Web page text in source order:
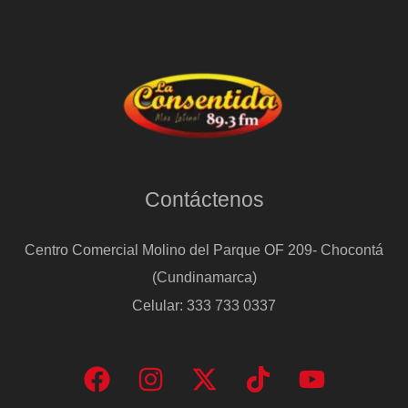
Contáctenos
Centro Comercial Molino del Parque OF 209- Chocontá
(Cundinamarca)
Celular: 333 733 0337